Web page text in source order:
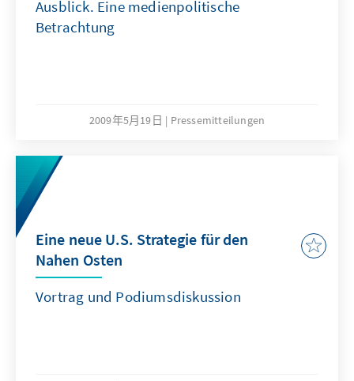
Ausblick. Eine medienpolitische
Betrachtung
2009年5月19日 Pressemitteilungen
Eine neue U.S. Strategie für den
Nahen Osten
Vortrag und Podiumsdiskussion